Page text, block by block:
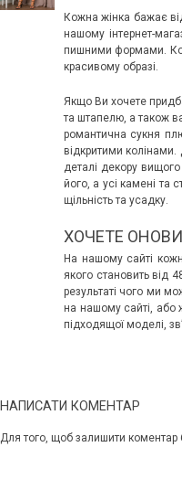
Кожна жінка бажає
нашому інтернет-
пишними формами.
красивому образі.
Якщо Ви хочете
та штапелю, а також
романтична сукня
відкритими
деталі декору
його, а усі камені та
щільність та усадку.
ХОЧЕТЕ
На нашому сайті
якого становить від
результаті чого ми
на нашому сайті, або
підходящої моделі,
НАПИСАТИ КОМЕНТАР
Для того, щоб залишити коментар